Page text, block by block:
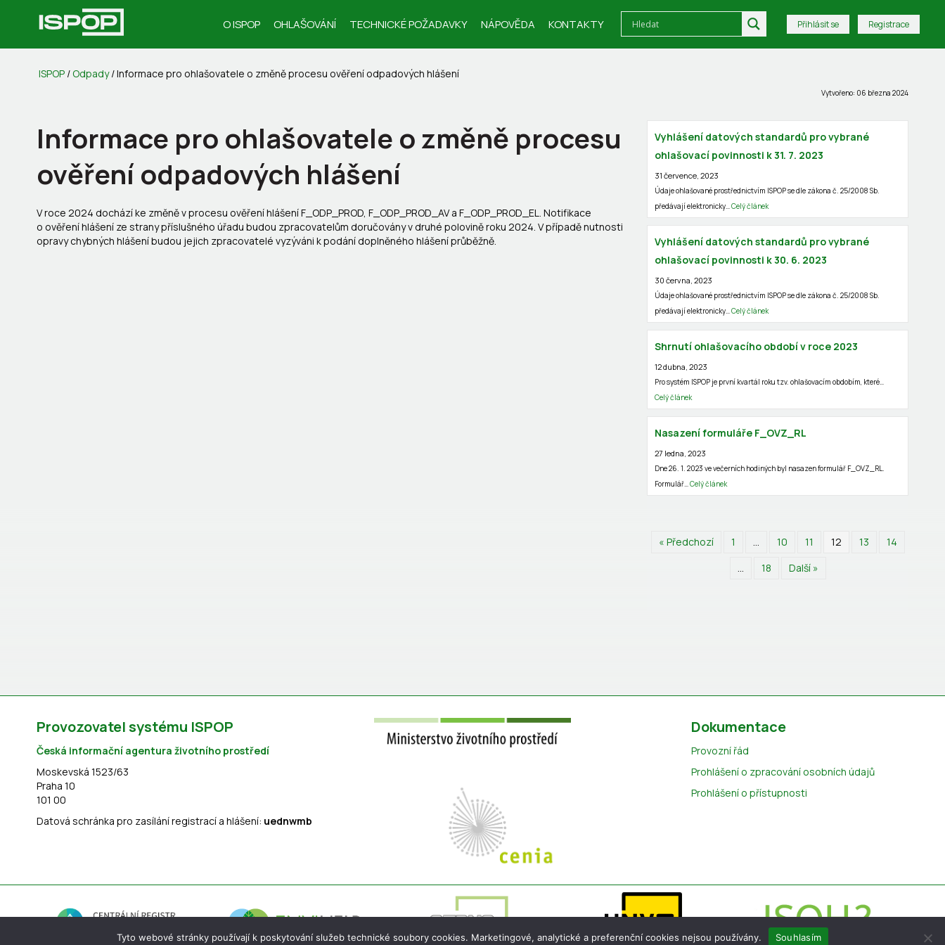
O ISPOP OHLAŠOVÁNÍ TECHNICKÉ POŽADAVKY NÁPOVĚDA KONTAKTY Přihlásit se Registrace
ISPOP / Odpady/Informace pro ohlašovatele o změně procesu ověření odpadových hlášení
Vytvořeno: 06 března 2024
Informace pro ohlašovatele o změně procesu
ověření odpadových hlášení
V roce 2024 dochází ke změně v procesu ověření hlášení F_ODP_PROD, F_ODP_PROD_AV a F_ODP_PROD_EL. Notifikace
o ověření hlášení ze strany příslušného úřadu budou zpracovatelům doručovány v druhé polovině roku 2024. V případě nutnosti
opravy chybných hlášení budou jejich zpracovatelé vyzýváni k podání doplněného hlášení průběžně.
Vyhlášení datových standardů pro vybrané
ohlašovací povinnosti k 31. 7. 2023
31 července, 2023
Údaje ohlašované prostřednictvím ISPOP se dle zákona č. 25/2008 Sb.
předávají elektronicky…Celý článek
Vyhlášení datových standardů pro vybrané
ohlašovací povinnosti k 30. 6. 2023
30 června, 2023
Údaje ohlašované prostřednictvím ISPOP se dle zákona č. 25/2008 Sb.
předávají elektronicky…Celý článek
Shrnutí ohlašovacího období v roce 2023
12 dubna, 2023
Pro systém ISPOP je první kvartál roku tzv. ohlašovacím obdobím, které…
Celý článek
Nasazení formuláře F_OVZ_RL
27 ledna, 2023
Dne 26. 1. 2023 ve večerních hodiných byl nasazen formulář F_OVZ_RL.
Formulář…Celý článek
« Předchozí 1 … 10 11 12 13
14
…
18 Další »
Provozovatel systému ISPOP
Česká informační agentura životního prostředí
Moskevská 1523/63
Praha 10
101 00
Datová schránka pro zasílání registrací a hlášení: uednwmb
Dokumentace
Provozní řád
Prohlášení o zpracování osobních údajů
Prohlášení o přístupnosti
Tyto webové stránky používají k poskytování služeb technické soubory cookies. Marketingové, analytické a preferenční cookies nejsou používány. Souhlasím